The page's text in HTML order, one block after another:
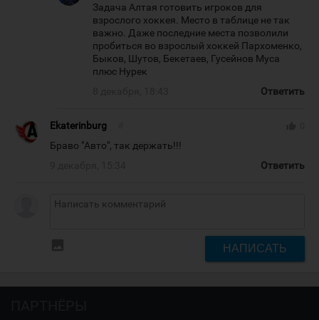
Задача Алтая готовить игроков для
взрослого хоккея. Место в таблице не так
важно. Даже последние места позволили
пробиться во взрослый хоккей Пархоменко,
Быков, Шутов, Бекетаев, Гусейнов Муса
плюс Нурек
Ответить
Ekaterinburg
Браво "Авто", так держать!!!
Ответить
НАПИСАТЬ